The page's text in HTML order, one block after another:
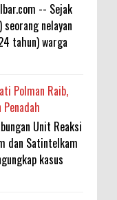
-- Sejak
nelayan
tahun) warga
Polman Raib,
Unit Reaksi
dan Satintelkam
kasus